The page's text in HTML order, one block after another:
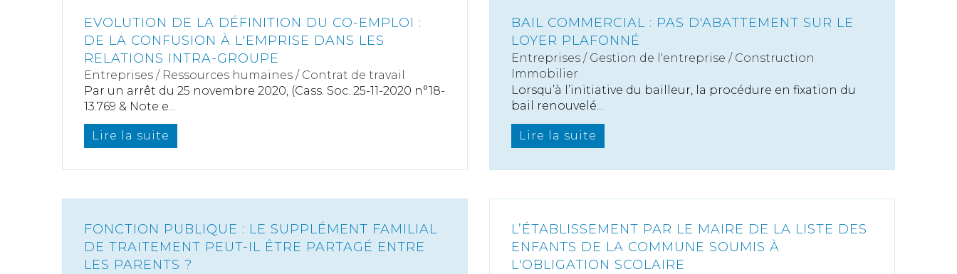
EVOLUTION DE LA DÉFINITION DU CO-EMPLOI :
DE LA CONFUSION À L'EMPRISE DANS LES
RELATIONS INTRA-GROUPE
Entreprises / Ressources humaines / Contrat de travail
Par un arrêt du 25 novembre 2020, (Cass. Soc. 25-11-2020 n°18-
13.769 & Note e...
Lire la suite
BAIL COMMERCIAL : PAS D'ABATTEMENT SUR LE
LOYER PLAFONNÉ
Entreprises / Gestion de l'entreprise / Construction
Immobilier
Lorsqu’à l’initiative du bailleur, la procédure en fixation du
bail renouvelé...
Lire la suite
FONCTION PUBLIQUE : LE SUPPLÉMENT FAMILIAL
DE TRAITEMENT PEUT-IL ÊTRE PARTAGÉ ENTRE
LES PARENTS ?
L’ÉTABLISSEMENT PAR LE MAIRE DE LA LISTE DES
ENFANTS DE LA COMMUNE SOUMIS À
L'OBLIGATION SCOLAIRE